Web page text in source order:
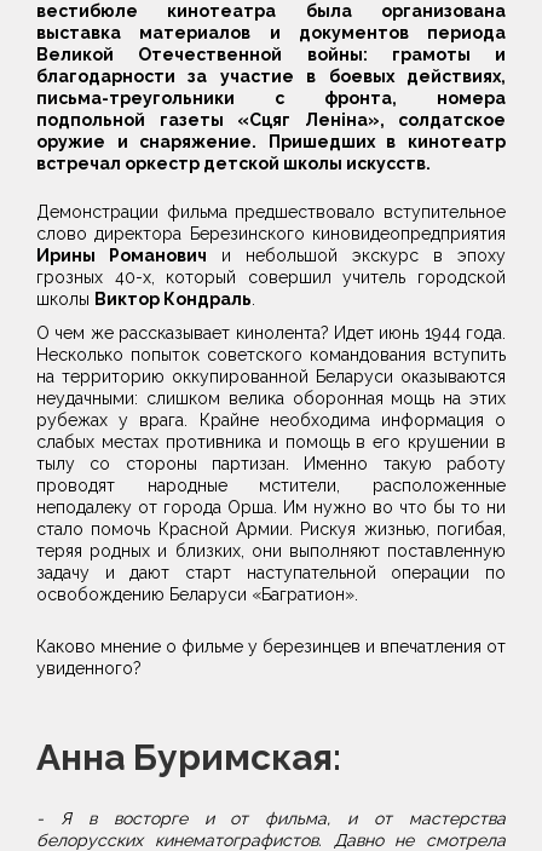
вестибюле кинотеатра была организована
выставка материалов и документов периода
Великой Отечественной войны: грамоты и
благодарности за участие в боевых действиях,
письма-треугольники с фронта, номера
подпольной газеты «Сцяг Леніна», солдатское
оружие и снаряжение. Пришедших в кинотеатр
встречал оркестр детской школы искусств.
Демонстрации фильма предшествовало вступительное
слово директора Березинского киновидеопредприятия
Ирины Романович и небольшой экскурс в эпоху
грозных 40-х, который совершил учитель городской
школы Виктор Кондраль
О чем же рассказывает кинолента? Идет июнь 1944 года.
Несколько попыток советского командования вступить
на территорию оккупированной Беларуси оказываются
неудачными: слишком велика оборонная мощь на этих
рубежах у врага. Крайне необходима информация о
слабых местах противника и помощь в его крушении в
тылу со стороны партизан. Именно такую работу
проводят народные мстители, расположенные
неподалеку от города Орша. Им нужно во что бы то ни
стало помочь Красной Армии. Рискуя жизнью, погибая,
теряя родных и близких, они выполняют поставленную
задачу и дают старт наступательной операции по
освобождению Беларуси «Багратион».
Каково мнение о фильме у березинцев и впечатления от
увиденного?
Анна Буримская:
- Я в восторге и от фильма, и от мастерства
белорусских кинематографистов. Давно не смотрела